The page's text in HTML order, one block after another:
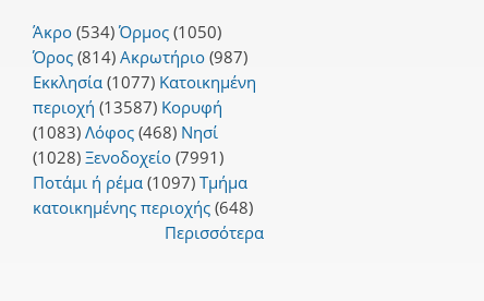
Άκρο(534) Όρμος(1050)
Όρος(814) Ακρωτήριο(987)
Εκκλησία(1077) Κατοικημένη
περιοχή (13587) Κορυφή
(1083) Λόφος(468) Νησί
(1028) Ξενοδοχείο(7991)
Ποτάμι ή ρέμα(1097) Τμήμα
κατοικημένης περιοχής(648)
Περισσότερα